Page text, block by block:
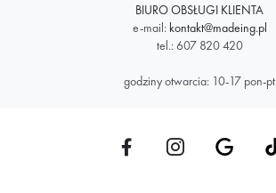
BIURO OBSŁUGI KLIENTA
e-mail: kontakt@madeing.pl
tel.: 607 820 420
godziny otwarcia: 10-17 pon-pt